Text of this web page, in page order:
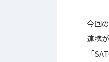
今回
連携
「